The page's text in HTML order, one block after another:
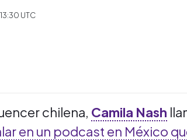
UTC
chilena, Camila Nash
en un podcast en México